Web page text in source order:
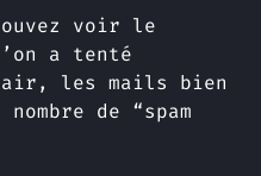
voir le
a tenté
les mails bien
de “spam